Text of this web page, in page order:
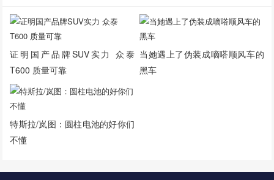
证明国产品牌SUV实力 众泰
T600 质量可靠
当她遇上了伪装成嘀嗒顺风车的
黑车
特斯拉/岚图：圆柱电池的好你们
不懂